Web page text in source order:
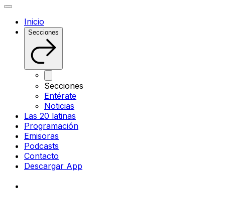
Inicio
Secciones
Secciones
Entérate
Noticias
Las 20 latinas
Programación
Emisoras
Podcasts
Contacto
Descargar App